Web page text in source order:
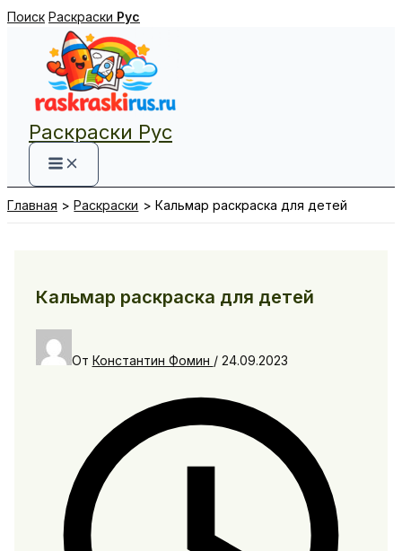
Перейти
содержимому
Поиск Раскраски Рус
Раскраски Рус
Главная Раскраски Кальмар раскраска для детей
Кальмар раскраска для детей
От Константин Фомин / 24.09.2023